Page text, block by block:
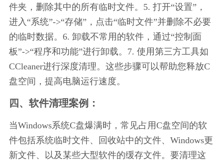
件夹，删除其中的所有临时文件。5. 打开“设置”，
进入“系统”->“存储”，点击“临时文件”并删除不必要
的临时数据。6. 卸载不常用的软件，通过“控制面
板”->“程序和功能”进行卸载。7. 使用第三方工具如
CCleaner进行深度清理。这些步骤可以帮助您释放C
盘空间，提高电脑运行速度。
四、软件清理案例：
当Windows系统C盘爆满时，常见占用C盘空间的软
件包括系统临时文件、回收站中的文件、Windows更
新文件、以及某些大型软件的缓存文件。要清理这